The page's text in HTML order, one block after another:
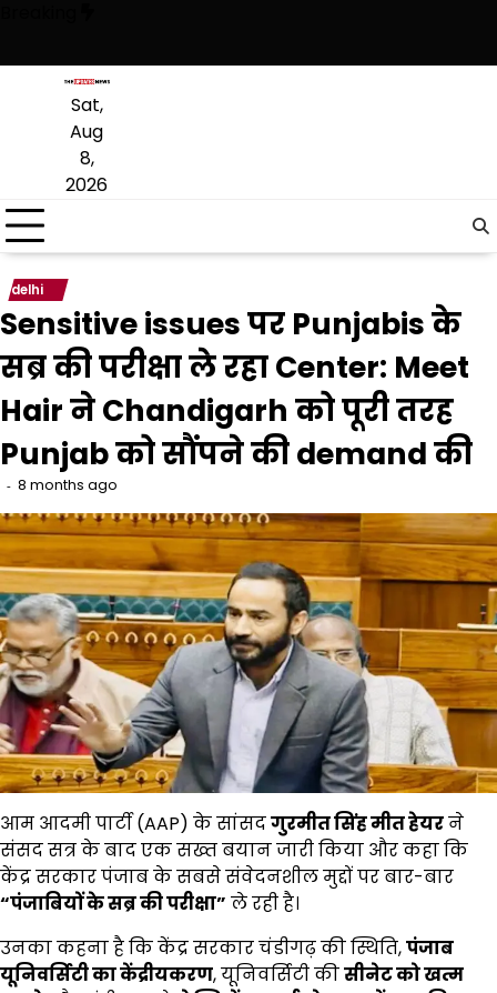
content
Sat,
Aug
8,
2026
delhi
Sensitive issues पर Punjabis के
सब्र की परीक्षा ले रहा Center: Meet
Hair ने Chandigarh को पूरी तरह
Punjab को सौंपने की demand की
8 months ago
आम आदमी पार्टी (AAP) के सांसदगुरमीत सिंह मीत हेयरने
संसद सत्र के बाद एक सख्त बयान जारी किया और कहा कि
केंद्र सरकार पंजाब के सबसे संवेदनशील मुद्दों पर बार-बार
“पंजाबियों के सब्र की परीक्षा” ले रही है।
उनका कहना है कि केंद्र सरकार चंडीगढ़ की स्थिति,पंजाब
यूनिवर्सिटी का केंद्रीयकरण, यूनिवर्सिटी कीसीनेट को खत्म